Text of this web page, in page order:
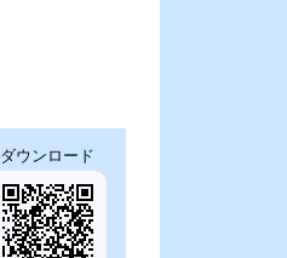
ダウンロード